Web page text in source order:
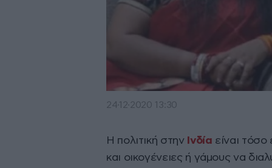
24·12·2020 13:30
Η πολιτική στην Ινδία είναι
και οικογένειες ή γάμους να